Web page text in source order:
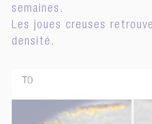
semaines.
Les joues creuses
densité.